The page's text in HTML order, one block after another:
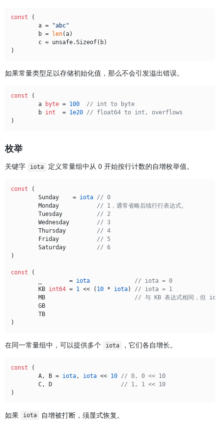
const (
	a =
"abc"
	b =
len(a)
如果常量类型足以存储初始化值，那么不会引发溢出错误。
const (
	a
byte = 100
// int to byte
	b
int
  =
1e20 // float64 to int, overflows
枚举
关键字 iota 定义常量组中从 0 开始按行计数的自增枚举值。
const (
	Sunday    =
iota // 0
	Monday
// 1，通常省略后续⾏行表达式。
	Tuesday
// 2
	Wednesday
// 3
	Thursday
// 4
	Friday
// 5
	Saturday
// 6
)
const (
	_        =
iota
// iota = 0
	KB
int64 = 1 << ( 10 * iota) // iota = 1
	MB
// 与 KB 表达式相同，但
在同一常量组中，可以提供多个 iota ，它们各自增长。
const (
	A, B =
iota, iota << 10 // 0, 0 << 10
	C, D
// 1, 1 << 10
如果 iota 自增被打断，须显式恢复。